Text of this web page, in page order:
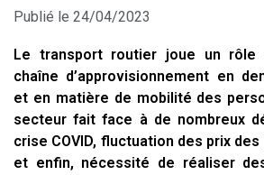
Publié le 24/04/2023
Le transport routier joue un rôle
chaîne d’approvisionnement en
et en matière de mobilité des
secteur fait face à de nombreux
crise COVID, fluctuation des prix
et enfin, nécessité de réaliser